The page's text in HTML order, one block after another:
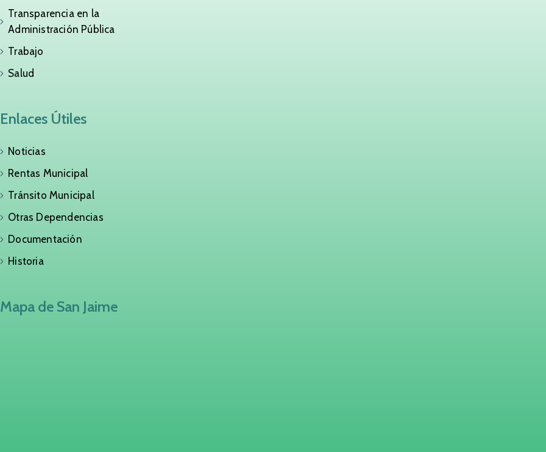
Transparencia en la
Administración Pública
Trabajo
Salud
Enlaces Útiles
Noticias
Rentas Municipal
Tránsito Municipal
Otras Dependencias
Documentación
Historia
Mapa de San Jaime